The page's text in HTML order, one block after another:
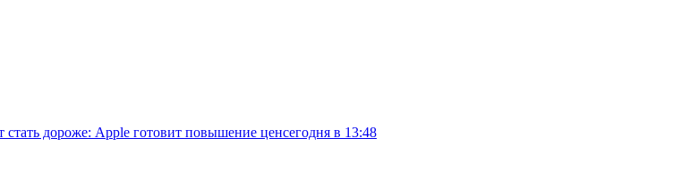
стать дороже: Apple готовит повышение ценсегодня в 13:48